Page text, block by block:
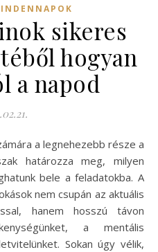
sikeres
hogyan
a napod
határozza meg, milyen
bele a feladatokba. A
nem csupán az aktuális
hanem hosszú távon
a mentális
Sokan úgy vélik,